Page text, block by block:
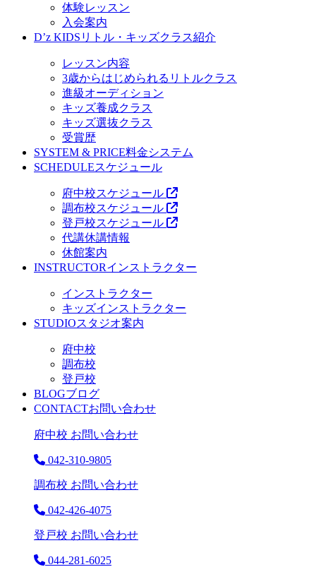
体験レッスン
入会案内
D’z KIDS リトル・キッズクラス紹介
レッスン内容
3歳からはじめられるリトルクラス
進級オーディション
キッズ養成クラス
キッズ選抜クラス
受賞歴
SYSTEM & PRICE料金システム
SCHEDULEスケジュール
府中校スケジュール
調布校スケジュール
登戸校スケジュール
代講休講情報
休館案内
INSTRUCTORインストラクター
インストラクター
キッズインストラクター
STUDIOスタジオ案内
府中校
調布校
登戸校
BLOGブログ
CONTACTお問い合わせ
府中校 お問い合わせ
042-310-9805
調布校 お問い合わせ
042-426-4075
登戸校 お問い合わせ
044-281-6025